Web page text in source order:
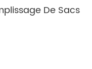
De Sacs